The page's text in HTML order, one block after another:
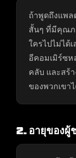
ถ้าพูดถึงแพ
สั้นๆ ที่มีคุณภ
ใครไปไม่ได้
อีคอมเมิร์ซห
คลับ และสร้
ของพวกเขา
2. อายุของ